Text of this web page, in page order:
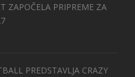
ZAPOČELA PRIPREME ZA
PREDSTAVLJA CRAZY